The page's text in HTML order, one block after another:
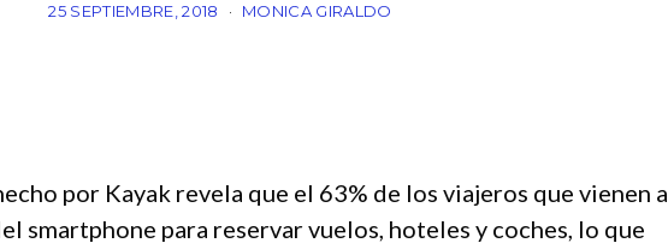
25 SEPTIEMBRE, 2018 MONICA GIRALDO
por Kayak revela que el 63% de los viajeros que vienen a
smartphone para reservar vuelos, hoteles y coches, lo que